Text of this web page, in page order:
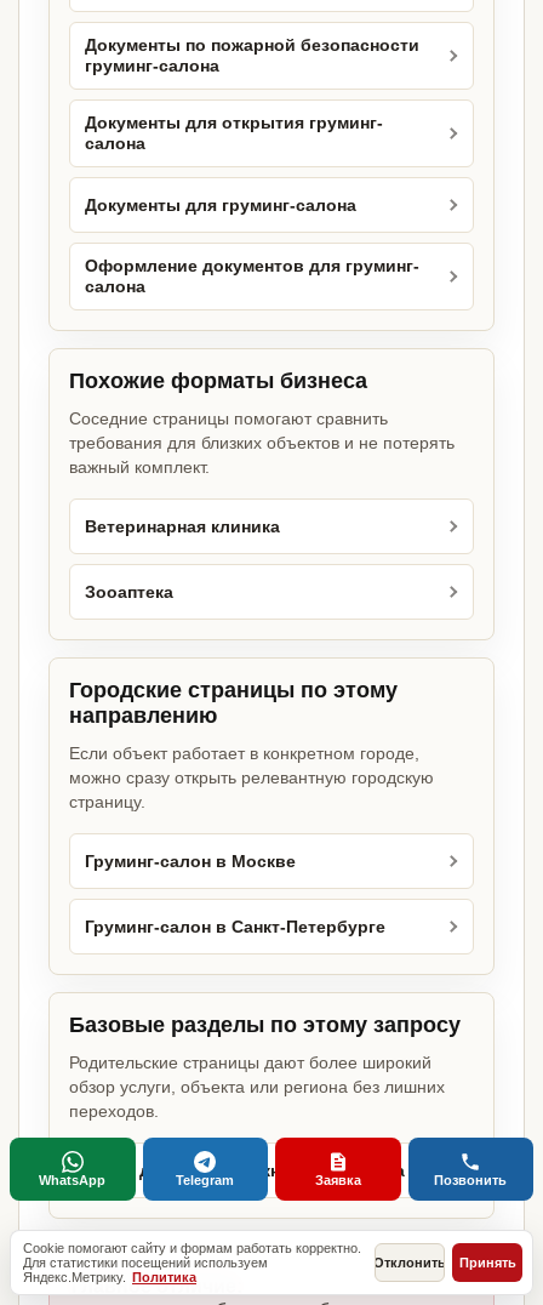
Документы по пожарной безопасности
груминг-салона
Документы для открытия груминг-
салона
Документы для груминг-салона
Оформление документов для груминг-
салона
Похожие форматы бизнеса
Соседние страницы помогают сравнить
требования для близких объектов и не потерять
важный комплект.
Ветеринарная клиника
Зооаптека
Городские страницы по этому
направлению
Если объект работает в конкретном городе,
можно сразу открыть релевантную городскую
страницу.
Груминг-салон в Москве
Груминг-салон в Санкт-Петербурге
Базовые разделы по этому запросу
Родительские страницы дают более широкий
обзор услуги, объекта или региона без лишних
переходов.
Какие документы нужны для бизнеса
Главное отличие:
Cookie помогают сайту и формам работать корректно.
Для статистики посещений используем
Яндекс.Метрику. Политика
Отклонить Принять
WhatsApp Telegram Заявка Позвонить